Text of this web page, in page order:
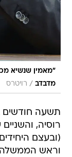
"מאמין שנשיא
מדבדב / רויטרס
תשעה חודשים
(ובעצם
וראש הממשלה
הודיעו אם
מדבדב את